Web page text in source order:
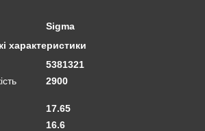
Sigma
характеристики
5381321
2900
17.65
16.6